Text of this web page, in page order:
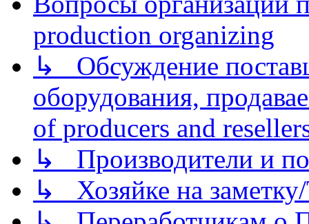
production organizing
↳ Обсуждение
оборудования,
of producers and
↳ Производители и
↳ Хозяйке на